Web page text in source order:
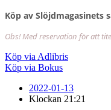
Köp av Slöjdmagasinets
Obs! Med reservation för att
Köp via Adlibris
Köp via Bokus
2022-01-13
Klockan 21:21